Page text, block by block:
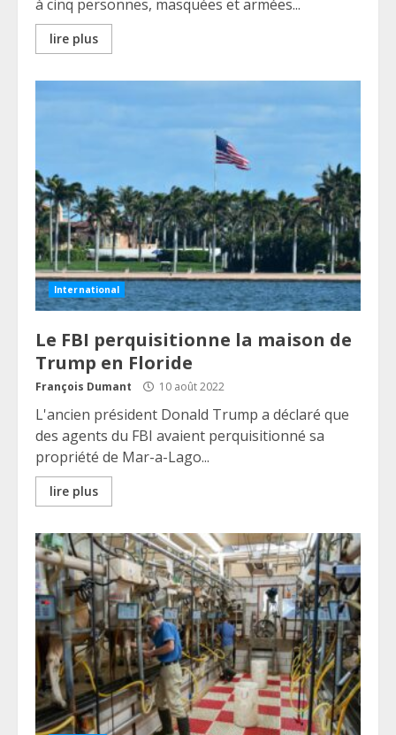
à cinq personnes, masquées et armées...
lire plus
International
Le FBI perquisitionne la maison de
Trump en Floride
François Dumant 10 août 2022
L'ancien président Donald Trump a déclaré que
des agents du FBI avaient perquisitionné sa
propriété de Mar-a-Lago...
lire plus